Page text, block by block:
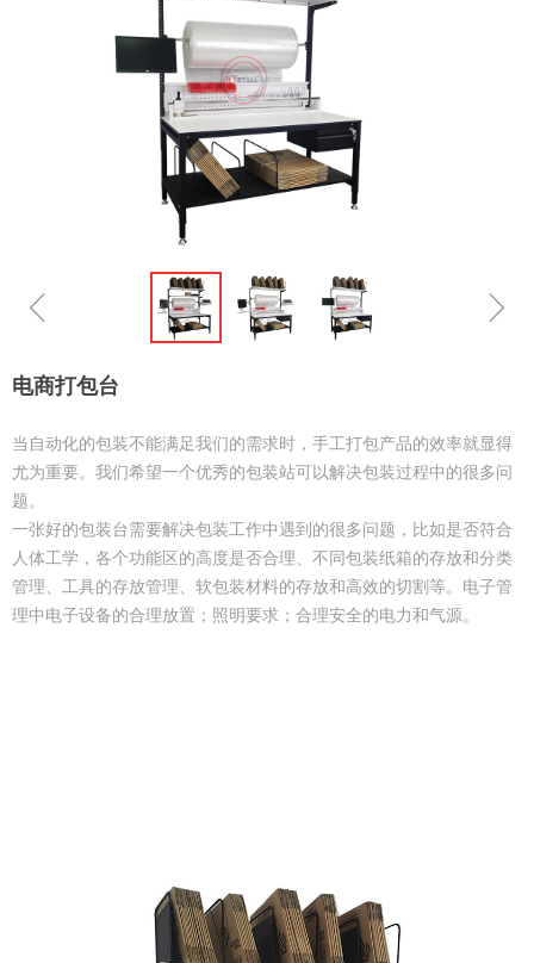
ꁆ ꁇ
电商打包台
当自动化的包装不能满足我们的需求时，手工打包产品的效率就显得
尤为重要。我们希望一个优秀的包装站可以解决包装过程中的很多问
题。
一张好的包装台需要解决包装工作中遇到的很多问题，比如是否符合
人体工学，各个功能区的高度是否合理、不同包装纸箱的存放和分类
管理、工具的存放管理、软包装材料的存放和高效的切割等。电子管
理中电子设备的合理放置；照明要求；合理安全的电力和气源。